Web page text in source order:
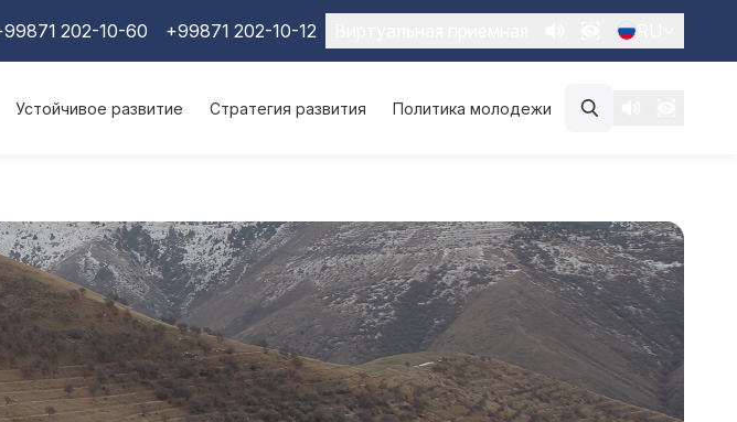
202-10-60 +99871 202-10-12
Устойчивое развитие Стратегия развития Политика молодежи